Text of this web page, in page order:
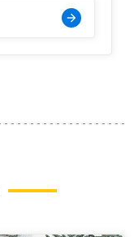
arrow_forward